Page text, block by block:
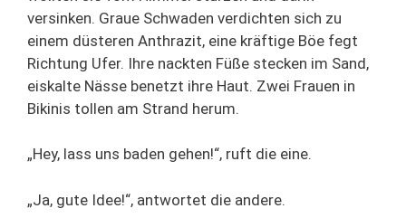
versinken. Graue Schwaden verdichten sich zu
einem düsteren Anthrazit, eine kräftige Böe fegt
Richtung Ufer. Ihre nackten Füße stecken im Sand,
eiskalte Nässe benetzt ihre Haut. Zwei Frauen in
Bikinis tollen am Strand herum.
„Hey, lass uns baden gehen!“, ruft die eine.
„Ja, gute Idee!“, antwortet die andere.